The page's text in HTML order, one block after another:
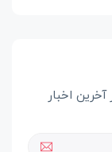
اخبار